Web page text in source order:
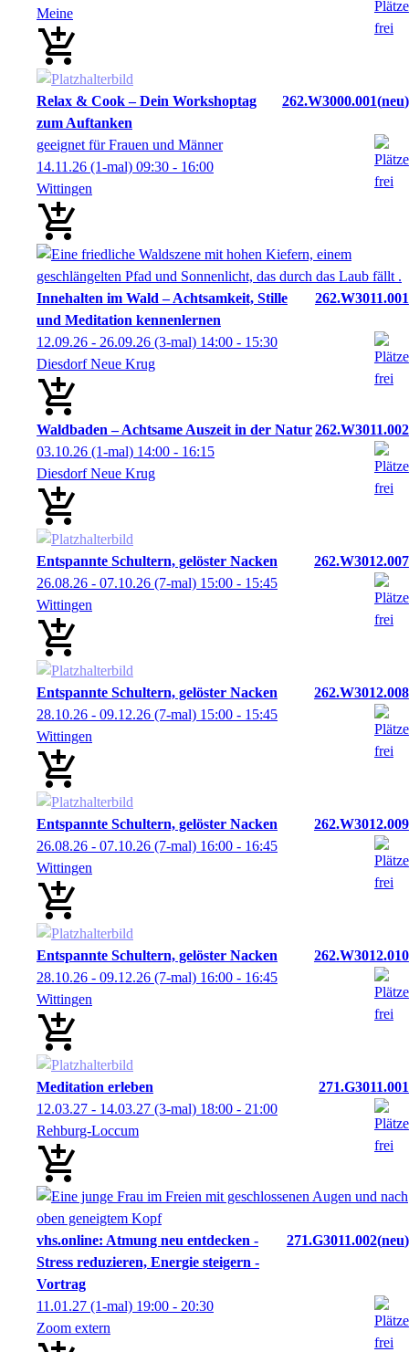
Meine
Relax & Cook – Dein Workshoptag
zum Auftanken
262.W3000.001 neu
geeignet für Frauen und Männer
14.11.26 (1-mal) 09:30 - 16:00
Wittingen
Innehalten im Wald – Achtsamkeit, Stille
und Meditation kennenlernen
262.W3011.001
12.09.26 - 26.09.26 (3-mal) 14:00 - 15:30
Diesdorf Neue Krug
Waldbaden – Achtsame Auszeit in der Natur262.W3011.002
03.10.26 (1-mal) 14:00 - 16:15
Diesdorf Neue Krug
Entspannte Schultern, gelöster Nacken
262.W3012.007
26.08.26 - 07.10.26 (7-mal) 15:00 - 15:45
Wittingen
Entspannte Schultern, gelöster Nacken
262.W3012.008
28.10.26 - 09.12.26 (7-mal) 15:00 - 15:45
Wittingen
Entspannte Schultern, gelöster Nacken
262.W3012.009
26.08.26 - 07.10.26 (7-mal) 16:00 - 16:45
Wittingen
Entspannte Schultern, gelöster Nacken
262.W3012.010
28.10.26 - 09.12.26 (7-mal) 16:00 - 16:45
Wittingen
Meditation erleben
271.G3011.001
12.03.27 - 14.03.27 (3-mal) 18:00 - 21:00
Rehburg-Loccum
vhs.online: Atmung neu entdecken -
Stress reduzieren, Energie steigern -
Vortrag
271.G3011.002 neu
11.01.27 (1-mal) 19:00 - 20:30
Zoom extern